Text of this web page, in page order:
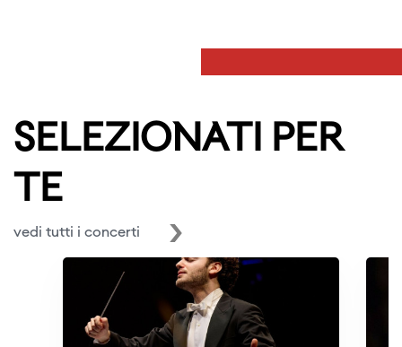
SELEZIONATI PER
TE
vedi tutti i concerti